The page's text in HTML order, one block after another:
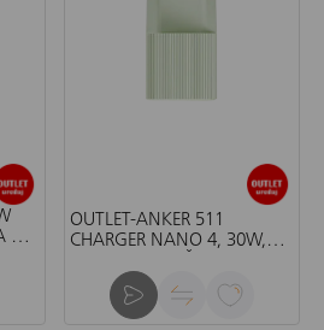
+
OUTLET-ANKER 511
CHARGER NANO 4, 30W,